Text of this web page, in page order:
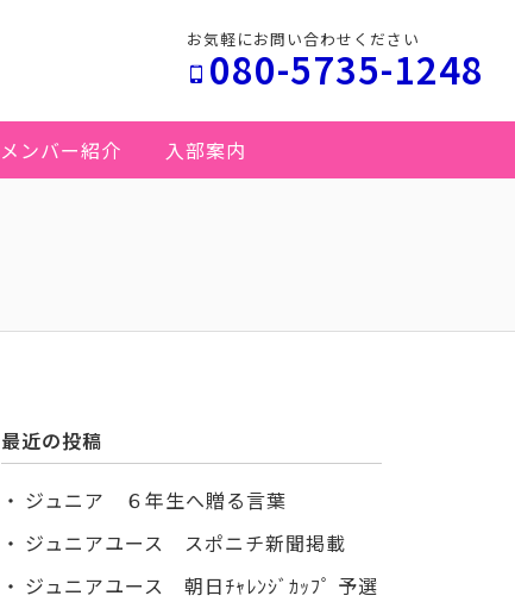
お気軽にお問い合わせください
080-5735-1248
メンバー紹介 入部案内
最近の投稿
ジュニア ６年生へ贈る言葉
ジュニアユース スポニチ新聞掲載
ジュニアユース 朝日ﾁｬﾚﾝｼﾞｶｯﾌﾟ 予選